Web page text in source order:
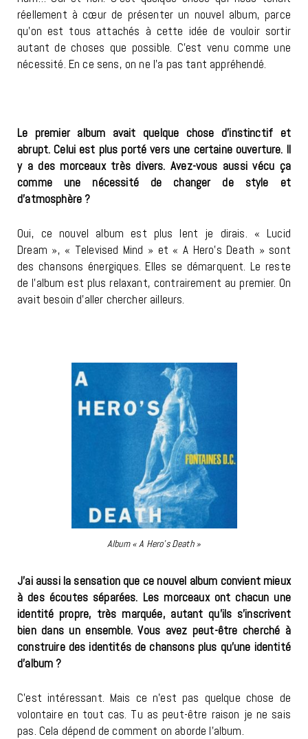
réellement à cœur de présenter un nouvel album, parce
qu’on est tous attachés à cette idée de vouloir sortir
autant de choses que possible. C’est venu comme une
nécessité. En ce sens, on ne l’a pas tant appréhendé.
Le premier album avait quelque chose d’instinctif et
abrupt. Celui est plus porté vers une certaine ouverture. Il
y a des morceaux très divers. Avez-vous aussi vécu ça
comme une nécessité de changer de style et
d’atmosphère ?
Oui, ce nouvel album est plus lent je dirais. « Lucid
Dream », « Televised Mind » et « A Hero’s Death » sont
des chansons énergiques. Elles se démarquent. Le reste
de l’album est plus relaxant, contrairement au premier. On
avait besoin d’aller chercher ailleurs.
Album « A Hero’s Death »
J’ai aussi la sensation que ce nouvel album convient mieux
à des écoutes séparées. Les morceaux ont chacun une
identité propre, très marquée, autant qu’ils s’inscrivent
bien dans un ensemble. Vous avez peut-être cherché à
construire des identités de chansons plus qu’une identité
d’album ?
C’est intéressant. Mais ce n’est pas quelque chose de
volontaire en tout cas. Tu as peut-être raison je ne sais
pas. Cela dépend de comment on aborde l’album.